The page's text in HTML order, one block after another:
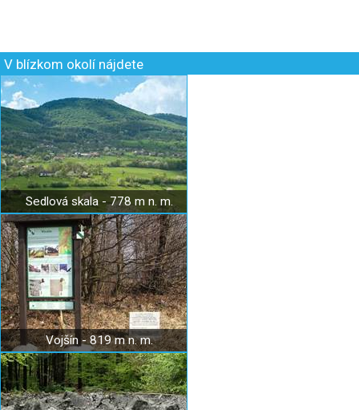
V blízkom okolí nájdete
Sedlová skala - 778 m n. m.
Vojšín - 819 m n. m.